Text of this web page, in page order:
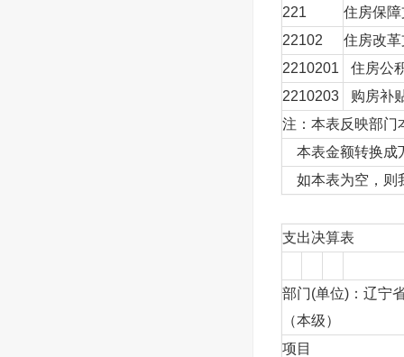
221
住房保
22102
住房改
2210201
住房公
2210203
购房补
注：本表反映部门
本表金额转换成
如本表为空，则
支出决算表
部门(单位)：辽宁
（本级）
项目